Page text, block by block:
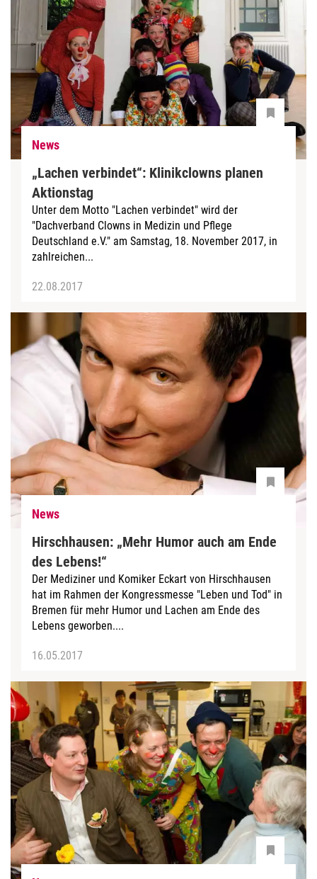
News
„Lachen verbindet“: Klinikclowns planen
Aktionstag
Unter dem Motto "Lachen verbindet" wird der
"Dachverband Clowns in Medizin und Pflege
Deutschland e.V." am Samstag, 18. November 2017, in
zahlreichen...
22.08.2017
News
Hirschhausen: „Mehr Humor auch am Ende
des Lebens!“
Der Mediziner und Komiker Eckart von Hirschhausen
hat im Rahmen der Kongressmesse "Leben und Tod" in
Bremen für mehr Humor und Lachen am Ende des
Lebens geworben....
16.05.2017